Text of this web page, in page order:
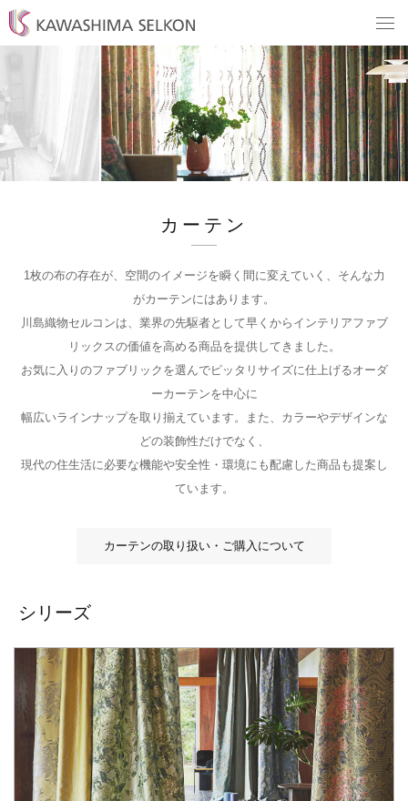
カーテン
1枚の布の存在が、空間のイメージを瞬く間に変えていく、そんな力
がカーテンにはあります。
川島織物セルコンは、業界の先駆者として早くからインテリアファブ
リックスの価値を高める商品を提供してきました。
お気に入りのファブリックを選んでピッタリサイズに仕上げるオーダ
ーカーテンを中心に
幅広いラインナップを取り揃えています。また、カラーやデザインな
どの装飾性だけでなく、
現代の住生活に必要な機能や安全性・環境にも配慮した商品も提案し
ています。
カーテンの取り扱い・ご購入について
シリーズ